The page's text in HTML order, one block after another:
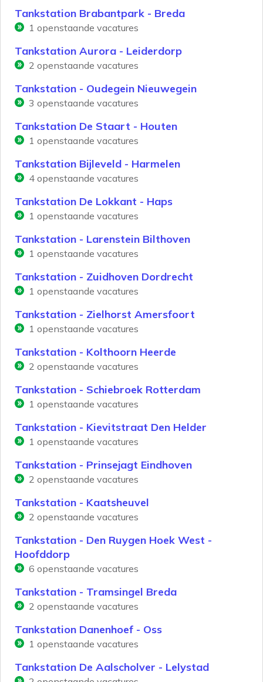
Tankstation Brabantpark - Breda
1 openstaande vacatures
Tankstation Aurora - Leiderdorp
2 openstaande vacatures
Tankstation - Oudegein Nieuwegein
3 openstaande vacatures
Tankstation De Staart - Houten
1 openstaande vacatures
Tankstation Bijleveld - Harmelen
4 openstaande vacatures
Tankstation De Lokkant - Haps
1 openstaande vacatures
Tankstation - Larenstein Bilthoven
1 openstaande vacatures
Tankstation - Zuidhoven Dordrecht
1 openstaande vacatures
Tankstation - Zielhorst Amersfoort
1 openstaande vacatures
Tankstation - Kolthoorn Heerde
2 openstaande vacatures
Tankstation - Schiebroek Rotterdam
1 openstaande vacatures
Tankstation - Kievitstraat Den Helder
1 openstaande vacatures
Tankstation - Prinsejagt Eindhoven
2 openstaande vacatures
Tankstation - Kaatsheuvel
2 openstaande vacatures
Tankstation - Den Ruygen Hoek West -
Hoofddorp
6 openstaande vacatures
Tankstation - Tramsingel Breda
2 openstaande vacatures
Tankstation Danenhoef - Oss
1 openstaande vacatures
Tankstation De Aalscholver - Lelystad